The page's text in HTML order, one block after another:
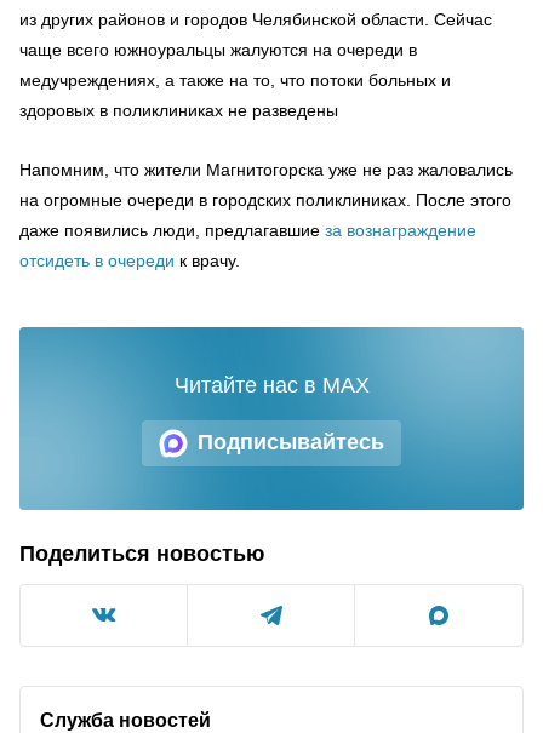
из других районов и городов Челябинской области. Сейчас
чаще всего южноуральцы жалуются на очереди в
медучреждениях, а также на то, что потоки больных и
здоровых в поликлиниках не разведены
Напомним, что жители Магнитогорска уже не раз жаловались
на огромные очереди в городских поликлиниках. После этого
даже появились люди, предлагавшие за вознаграждение
отсидеть в очереди к врачу.
Подписывайтесь
Читайте нас в MAX
Поделиться новостью
Служба новостей